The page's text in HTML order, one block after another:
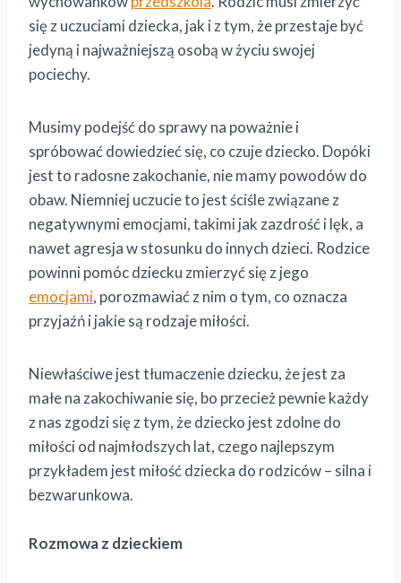
się z uczuciami dziecka, jak i z tym, że przestaje być
jedyną i najważniejszą osobą w życiu swojej
pociechy.
Musimy podejść do sprawy na poważnie i
spróbować dowiedzieć się, co czuje dziecko. Dopóki
jest to radosne zakochanie, nie mamy powodów do
obaw. Niemniej uczucie to jest ściśle związane z
negatywnymi emocjami, takimi jak zazdrość i lęk, a
nawet agresja w stosunku do innych dzieci. Rodzice
powinni pomóc dziecku zmierzyć się z jego
emocjami, porozmawiać z nim o tym, co oznacza
przyjaźń i jakie są rodzaje miłości.
Niewłaściwe jest tłumaczenie dziecku, że jest za
małe na zakochiwanie się, bo przecież pewnie każdy
z nas zgodzi się z tym, że dziecko jest zdolne do
miłości od najmłodszych lat, czego najlepszym
przykładem jest miłość dziecka do rodziców – silna i
bezwarunkowa.
Rozmowa z dzieckiem